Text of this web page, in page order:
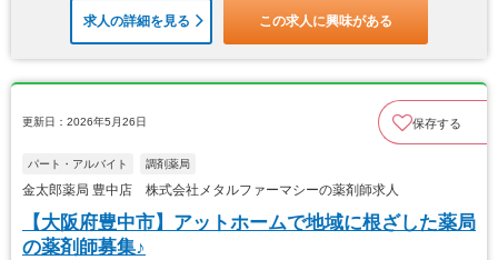
求人の詳細を見る この求人に興味がある
更新日：2026年5月26日 保存する
パート・アルバイト 調剤薬局
金太郎薬局 豊中店 株式会社メタルファーマシーの薬剤師求人
【大阪府豊中市】アットホームで地域に根ざした薬局
の薬剤師募集♪